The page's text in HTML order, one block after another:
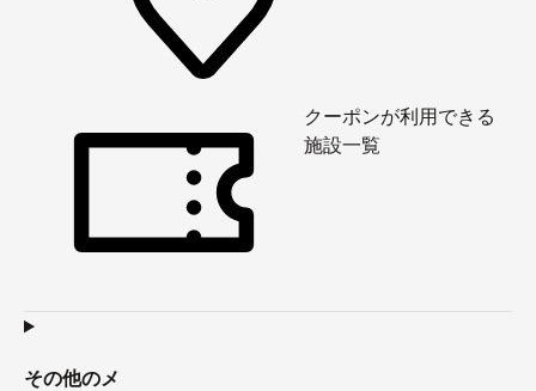
クーポンが利用できる
施設一覧
その他のメ